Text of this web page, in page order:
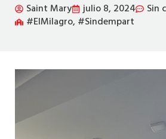
Saint Mary julio 8, 2024
Sin
#ElMilagro, #Sindempart